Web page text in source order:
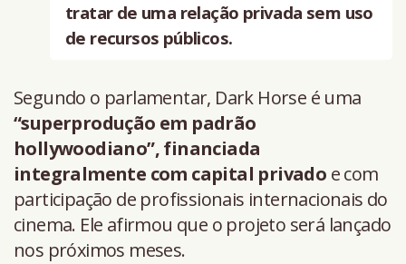
tratar de uma relação privada sem uso
de recursos públicos.
Segundo o parlamentar, Dark Horse é uma
“superprodução em padrão
hollywoodiano”, financiada
integralmente com capital privado e com
participação de profissionais internacionais do
cinema. Ele afirmou que o projeto será lançado
nos próximos meses.